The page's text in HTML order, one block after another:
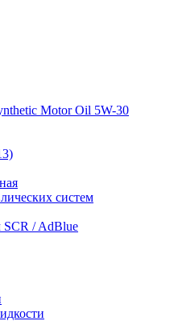
Motor Oil 5W-30
систем
SCR / AdBlue